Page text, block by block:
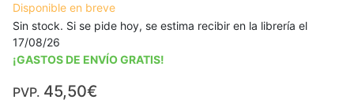
Disponible en breve
Sin stock. Si se pide hoy, se estima recibir en la librería el
17/08/26
¡GASTOS DE ENVÍO GRATIS!
PVP. 45,50€